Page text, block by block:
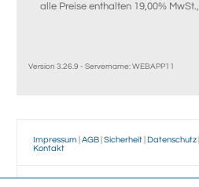
alle Preise enthalten 19,00% MwSt.,
Version 3.26.9 - Servername: WEBAPP11
Impressum AGB Sicherheit Datenschutz
Kontakt